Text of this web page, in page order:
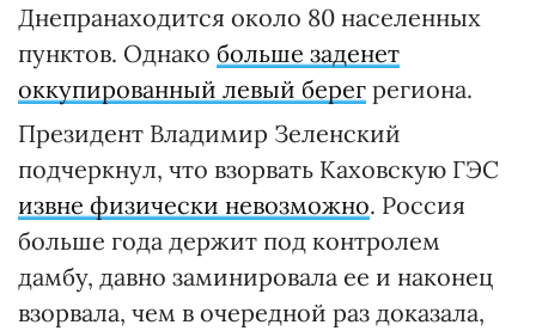
Днепранаходится около 80 населенных
пунктов. Однако больше заденет
оккупированный левый берег региона.
Президент Владимир Зеленский
подчеркнул, что взорвать Каховскую ГЭС
извне физически невозможно. Россия
больше года держит под контролем
дамбу, давно заминировала ее и наконец
взорвала, чем в очередной раз доказала,